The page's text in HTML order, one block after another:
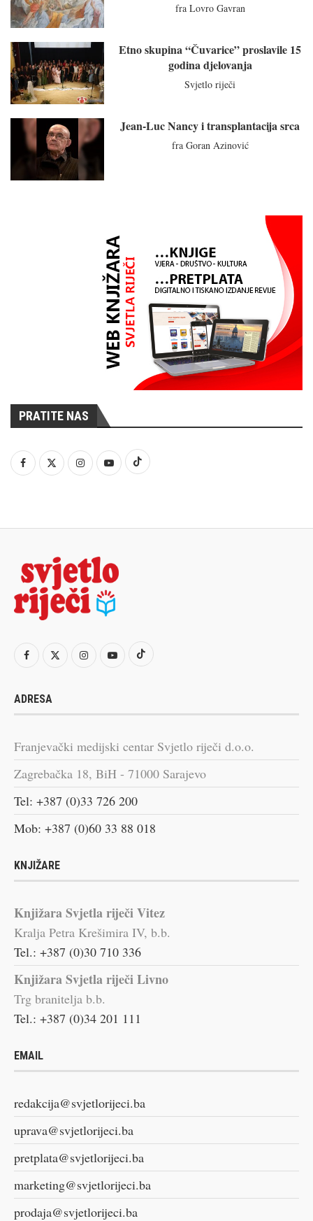
fra Lovro Gavran
Etno skupina “Čuvarice” proslavile 15
godina djelovanja
Svjetlo riječi
Jean-Luc Nancy i transplantacija srca
fra Goran Azinović
PRATITE NAS
ADRESA
Franjevački medijski centar Svjetlo riječi d.o.o.
Zagrebačka 18, BiH - 71000 Sarajevo
Tel: +387 (0)33 726 200
Mob: +387 (0)60 33 88 018
KNJIŽARE
Knjižara Svjetla riječi Vitez
Kralja Petra Krešimira IV, b.b.
Tel.: +387 (0)30 710 336
Knjižara Svjetla riječi Livno
Trg branitelja b.b.
Tel.: +387 (0)34 201 111
EMAIL
redakcija@svjetlorijeci.ba
uprava@svjetlorijeci.ba
pretplata@svjetlorijeci.ba
marketing@svjetlorijeci.ba
prodaja@svjetlorijeci.ba